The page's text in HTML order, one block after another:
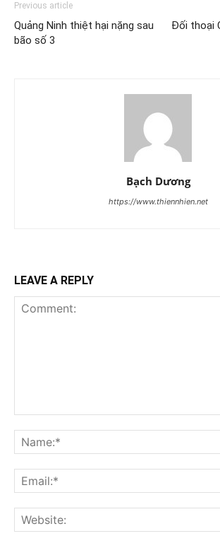
Previous article
Quảng Ninh thiệt hại nặng sau
bão số 3
Đối thoại
Bạch Dương
https://www.thiennhien.net
LEAVE A REPLY